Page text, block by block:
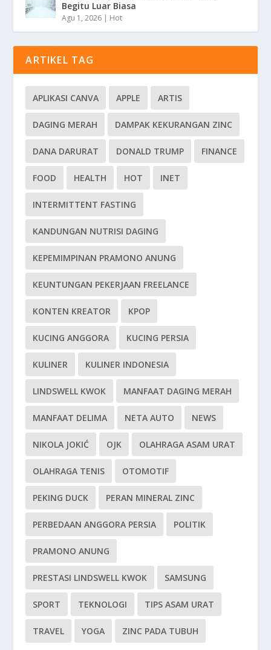
Begitu Luar Biasa
Agu 1, 2026 | Hot
ARTIKEL TAG
APLIKASI CANVA APPLE ARTIS
DAGING MERAH DAMPAK KEKURANGAN ZINC
DANA DARURAT DONALD TRUMP FINANCE
FOOD HEALTH HOT INET
INTERMITTENT FASTING
KANDUNGAN NUTRISI DAGING
KEPEMIMPINAN PRAMONO ANUNG
KEUNTUNGAN PEKERJAAN FREELANCE
KONTEN KREATOR KPOP
KUCING ANGGORA KUCING PERSIA
KULINER KULINER INDONESIA
LINDSWELL KWOK MANFAAT DAGING MERAH
MANFAAT DELIMA NETA AUTO NEWS
NIKOLA JOKIĆ OJK OLAHRAGA ASAM URAT
OLAHRAGA TENIS OTOMOTIF
PEKING DUCK PERAN MINERAL ZINC
PERBEDAAN ANGGORA PERSIA POLITIK
PRAMONO ANUNG
PRESTASI LINDSWELL KWOK SAMSUNG
SPORT TEKNOLOGI TIPS ASAM URAT
TRAVEL YOGA ZINC PADA TUBUH